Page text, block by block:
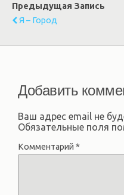
Предыдущая Запись
Я – Город
Добавить
Ваш адрес email не
Обязательные поля
Комментарий *